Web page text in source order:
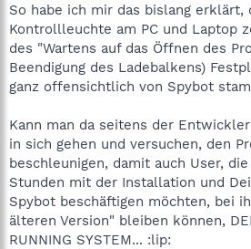
So habe ich mir das bislang erklärt,
Kontrollleuchte am PC und Laptop
des "Wartens auf das Öffnen des
Beendigung des Ladebalkens)
ganz offensichtlich von Spybot
Kann man da seitens der
in sich gehen und versuchen, den
beschleunigen, damit auch User,
Stunden mit der Installation und
Spybot beschäftigen möchten, bei
älteren Version" bleiben können,
RUNNING SYSTEM... :lip: